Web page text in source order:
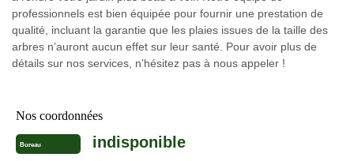
professionnels est bien équipée pour fournir une prestation de
qualité, incluant la garantie que les plaies issues de la taille des
arbres n’auront aucun effet sur leur santé. Pour avoir plus de
détails sur nos services, n’hésitez pas à nous appeler !
Nos coordonnées
Bureau indisponible